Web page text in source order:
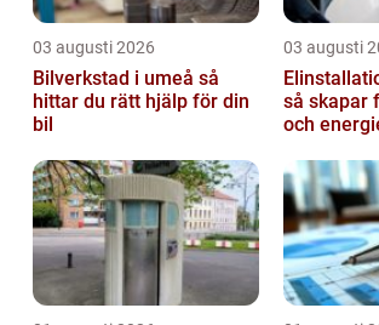
03 augusti 2026
Bilverkstad i umeå så
hittar du rätt hjälp för din
bil
03 augusti
så skapar
och